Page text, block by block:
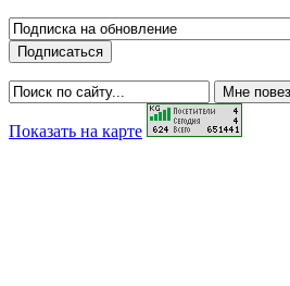
Показать на карте